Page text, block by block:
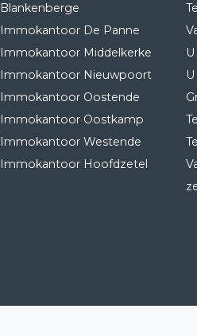
Blankenberge
Immokantoor De Panne
Immokantoor Middelkerke
Immokantoor Nieuwpoort
Immokantoor Oostende
Immokantoor Oostkamp
Immokantoor Westende
Immokantoor Hoofdzetel